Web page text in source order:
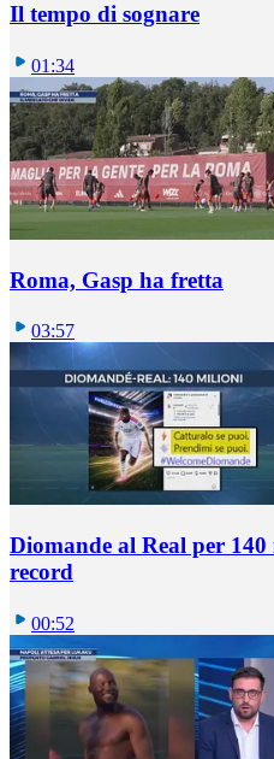
Il tempo di sognare
01:34
Roma, Gasp ha fretta
03:57
Diomande al Real per
record
00:52